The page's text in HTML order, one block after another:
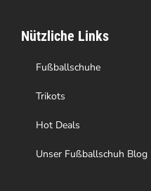
der
Produktseite
gewählt
werden
Nützliche Links
Fußballschuhe
Trikots
Hot Deals
Unser Fußballschuh Blog